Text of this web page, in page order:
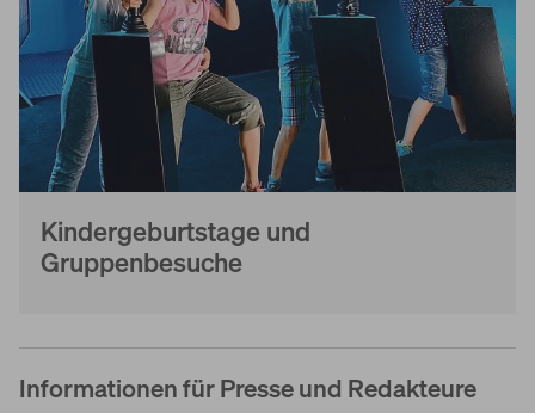
Kindergeburtstage und
Gruppenbesuche
Informationen für Presse und Redakteure